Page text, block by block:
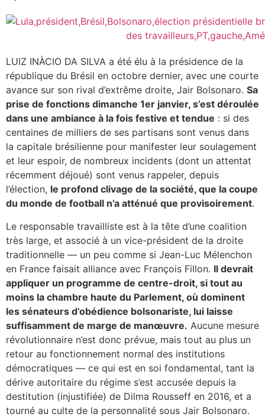
LUIZ INÀCIO DA SILVA a été élu à la présidence de la
république du Brésil en octobre dernier, avec une courte
avance sur son rival d’extrême droite, Jair Bolsonaro. Sa
prise de fonctions dimanche 1er janvier, s’est déroulée
dans une ambiance à la fois festive et tendue : si des
centaines de milliers de ses partisans sont venus dans
la capitale brésilienne pour manifester leur soulagement
et leur espoir, de nombreux incidents (dont un attentat
récemment déjoué) sont venus rappeler, depuis
l’élection, le profond clivage de la société, que la coupe
du monde de football n’a atténué que provisoirement.
Le responsable travailliste est à la tête d’une coalition
très large, et associé à un vice-président de la droite
traditionnelle — un peu comme si Jean-Luc Mélenchon
en France faisait alliance avec François Fillon. Il devrait
appliquer un programme de centre-droit, si tout au
moins la chambre haute du Parlement, où dominent
les sénateurs d’obédience bolsonariste, lui laisse
suffisamment de marge de manœuvre. Aucune mesure
révolutionnaire n’est donc prévue, mais tout au plus un
retour au fonctionnement normal des institutions
démocratiques — ce qui est en soi fondamental, tant la
dérive autoritaire du régime s’est accusée depuis la
destitution (injustifiée) de Dilma Rousseff en 2016, et a
tourné au culte de la personnalité sous Jair Bolsonaro.